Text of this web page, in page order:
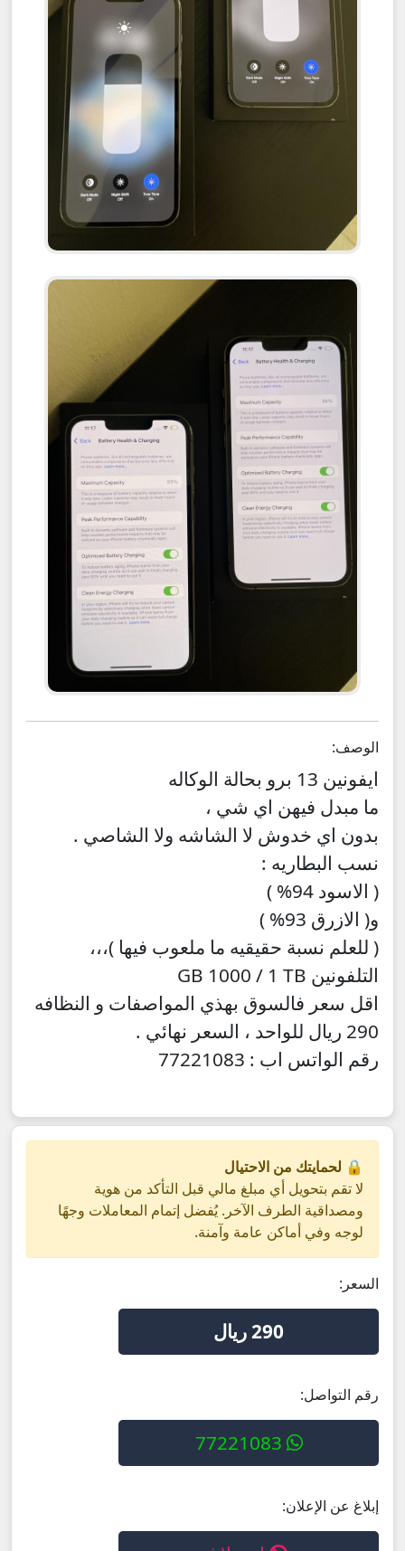
الوصف:
ايفونين 13 برو بحالة الوكاله
ما مبدل فيهن اي شي ،
بدون اي خدوش لا الشاشه ولا الشاصي .
نسب البطاريه :
( الاسود 94% )
و( الازرق 93% )
( للعلم نسبة حقيقيه ما ملعوب فيها )،،،
التلفونين GB 1000 / 1 TB
اقل سعر فالسوق بهذي المواصفات و النظافه
290 ريال للواحد ، السعر نهائي .
رقم الواتس اب : 77221083
🔒 لحمايتك من الاحتيال
لا تقم بتحويل أي مبلغ مالي قبل التأكد من هوية
ومصداقية الطرف الآخر. يُفضل إتمام المعاملات وجهًا
لوجه وفي أماكن عامة وآمنة.
السعر:
290 ريال
رقم التواصل:
إبلاغ عن الإعلان: